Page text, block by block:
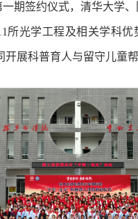
一期签约仪式，清华大学
所光学工程及相关学科优
开展科普育人与留守儿童帮